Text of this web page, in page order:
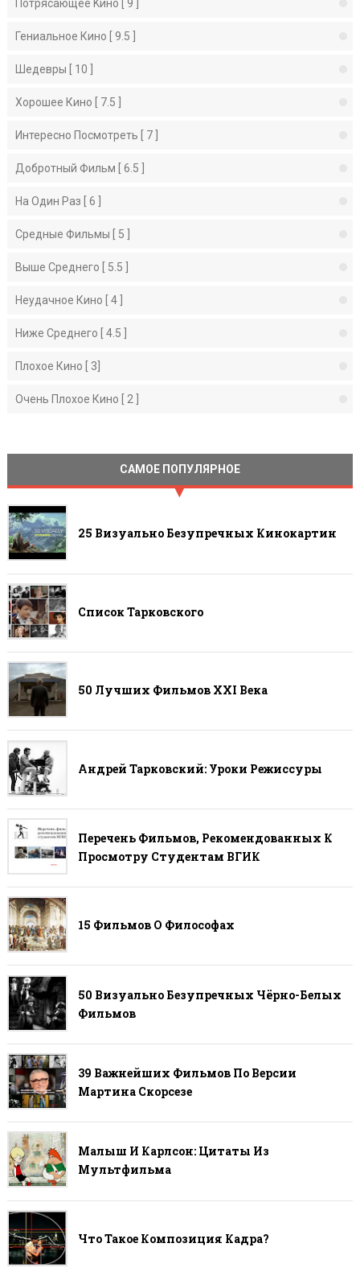
Потрясающее Kино [ 9 ]
Гениальное Кино [ 9.5 ]
Шедевры [ 10 ]
Хорошее Кино [ 7.5 ]
Интересно Посмотреть [ 7 ]
Добротный Фильм [ 6.5 ]
На Один Раз [ 6 ]
Средные Фильмы [ 5 ]
Выше Среднего [ 5.5 ]
Неудачное Кино [ 4 ]
Ниже Среднего [ 4.5 ]
Плохое Кино [ 3]
Очень Плохое Кино [ 2 ]
САМОЕ ПОПУЛЯРНОЕ
25 Визуально Безупречных Кинокартин
Список Тарковского
50 Лучших Фильмов ХХI Века
Андрей Тарковский: Уроки Режиссуры
Перечень Фильмов, Рекомендованных К
Просмотру Студентам ВГИК
15 Фильмов О Философах
50 Визуально Безупречных Чёрно-Белых
Фильмов
39 Важнейших Фильмов По Версии
Мартина Скорсезе
Малыш И Карлсон: Цитаты Из
Мультфильма
Что Такое Композиция Кадра?